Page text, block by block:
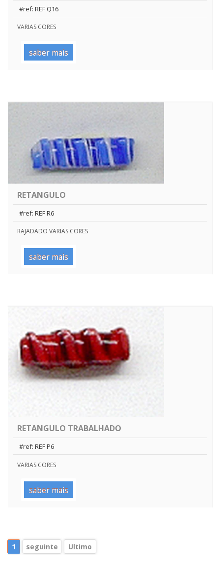
#ref: REF Q16
VARIAS CORES
saber mais
RETANGULO
#ref: REF R6
RAJADADO VARIAS CORES
saber mais
RETANGULO TRABALHADO
#ref: REF P6
VARIAS CORES
saber mais
1 seguinte Ultimo